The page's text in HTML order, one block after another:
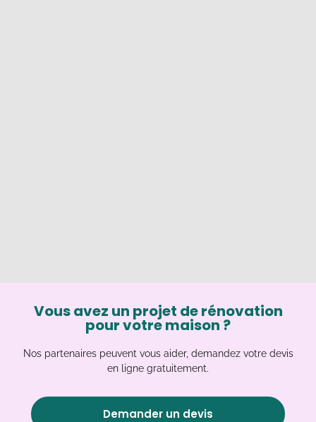
Vous avez un projet de rénovation
pour votre maison ?
Nos partenaires peuvent vous aider, demandez votre devis
en ligne gratuitement.
Demander un devis